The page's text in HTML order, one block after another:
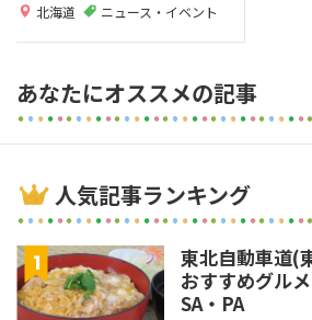
北海道 ニュース・イベント
あなたにオススメの記事
人気記事ランキング
東北自動車道(
おすすめグル
SA・PA